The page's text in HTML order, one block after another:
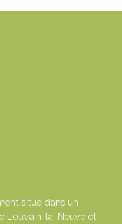
situé dans un
Louvain-la-Neuve et